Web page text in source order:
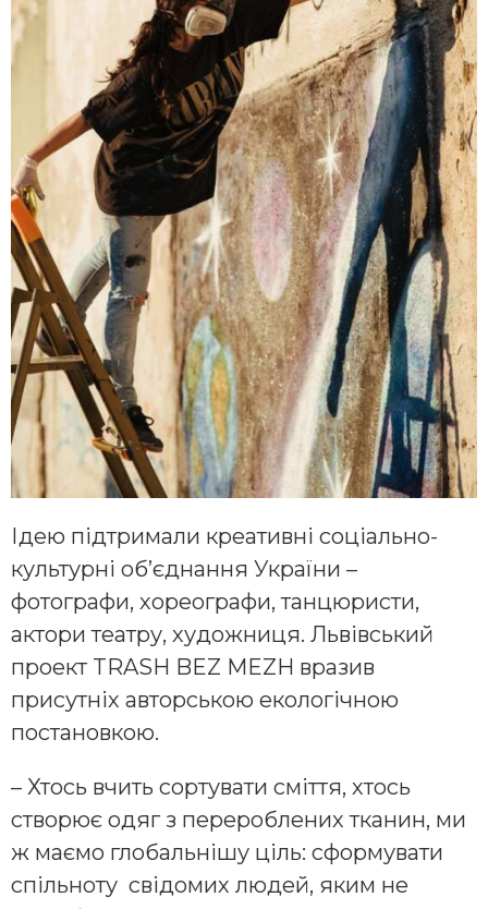
Ідею підтримали креативні соціально-
культурні об’єднання України –
фотографи, хореографи, танцюристи,
актори театру, художниця. Львівський
проект TRASH BEZ MEZH вразив
присутніх авторською екологічною
постановкою.
– Хтось вчить сортувати сміття, хтось
створює одяг з перероблених тканин, ми
ж маємо глобальнішу ціль: сформувати
спільноту свідомих людей, яким не